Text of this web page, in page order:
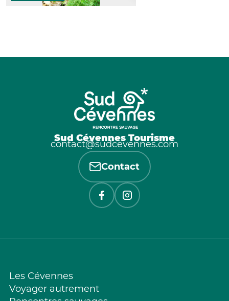
Sud Cévennes Tourisme
contact@sudcevennes.com
Contact
Les Cévennes
Voyager autrement